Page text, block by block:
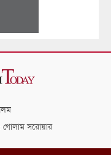
গোলাম সরোয়ার